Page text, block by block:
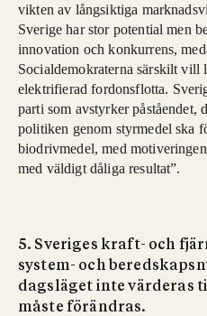
vikten av långsiktiga
Sverige har stor potential men
innovation och konkurrens,
Socialdemokraterna särskilt vill
elektrifierad fordonsflotta.
parti som avstyrker påståendet,
politiken genom styrmedel ska
biodrivmedel, med
med väldigt dåliga resultat”.
5. Sveriges kraft- och
system- och
dagsläget inte värderas
måste förändras.